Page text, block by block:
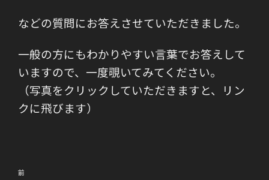
などの質問にお答えさせていただきました。
一般の方にもわかりやすい言葉でお答えして
いますので、一度覗いてみてください。
（写真をクリックしていただきますと、リン
クに飛びます）
投
前
前